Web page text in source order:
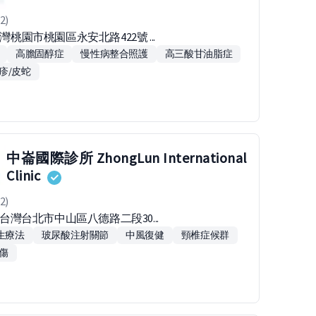
桃園市桃園區永安北路422號 ...
高膽固醇症 慢性病整合照護
高三酸甘油脂症
/皮蛇
中崙國際診所 ZhongLun International
Clinic
灣台北市中山區八德路二段30...
療法 玻尿酸注射關節 中風復健
頸椎症候群